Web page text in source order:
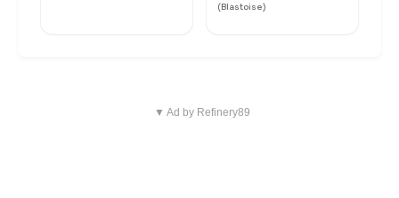
(Blastoise)
▼ Ad by Refinery89